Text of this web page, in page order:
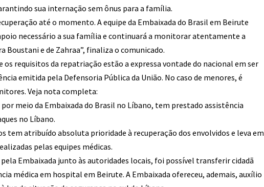
sua internação sem ônus para a família.
até o momento. A equipe da Embaixada do Brasil em Beirute
necessário a sua família e continuará a monitorar atentamente a
Boustani e de Zahraa”, finaliza o comunicado.
requisitos da repatriação estão a expressa vontade do nacional em ser
emitida pela Defensoria Pública da União. No caso de menores, é
Veja nota completa:
meio da Embaixada do Brasil no Líbano, tem prestado assistência
no Líbano.
tem atribuído absoluta prioridade à recuperação dos envolvidos e leva em
pelas equipes médicas.
Embaixada junto às autoridades locais, foi possível transferir cidadã
médica em hospital em Beirute. A Embaixada ofereceu, ademais, auxílio